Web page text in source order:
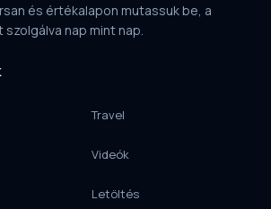
és értékalapon mutassuk be, a
nap mint nap.
Travel
Videók
Letöltés